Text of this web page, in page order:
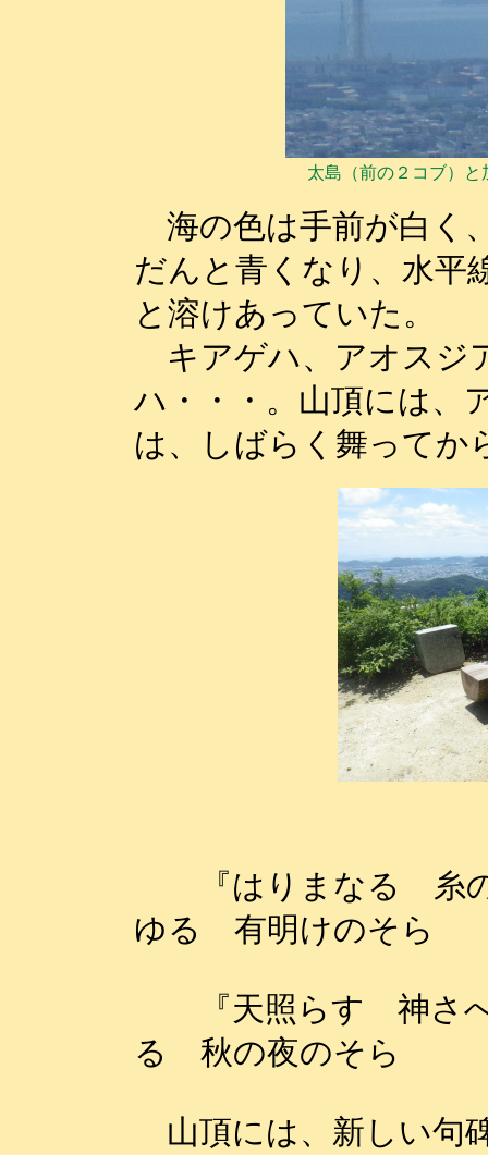
太島（前の２コブ）
海の色は手前が白く
だんと青くなり、水平
と溶けあっていた。
キアゲハ、アオスジ
ハ・・・。山頂には、
は、しばらく舞ってか
『はりまなる 糸
ゆる 有明けのそ
『天照らす 神さ
る 秋の夜のそら
山頂には、新しい句